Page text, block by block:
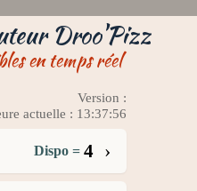
Droo'Pizz
en temps réel
Version :
actuelle : 13:37:56
Dispo = 4 ›